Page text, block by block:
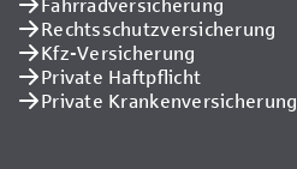
Rechtsschutzversicherung
Kfz-Versicherung
Private Haftpflicht
Private Kranken­versicherung